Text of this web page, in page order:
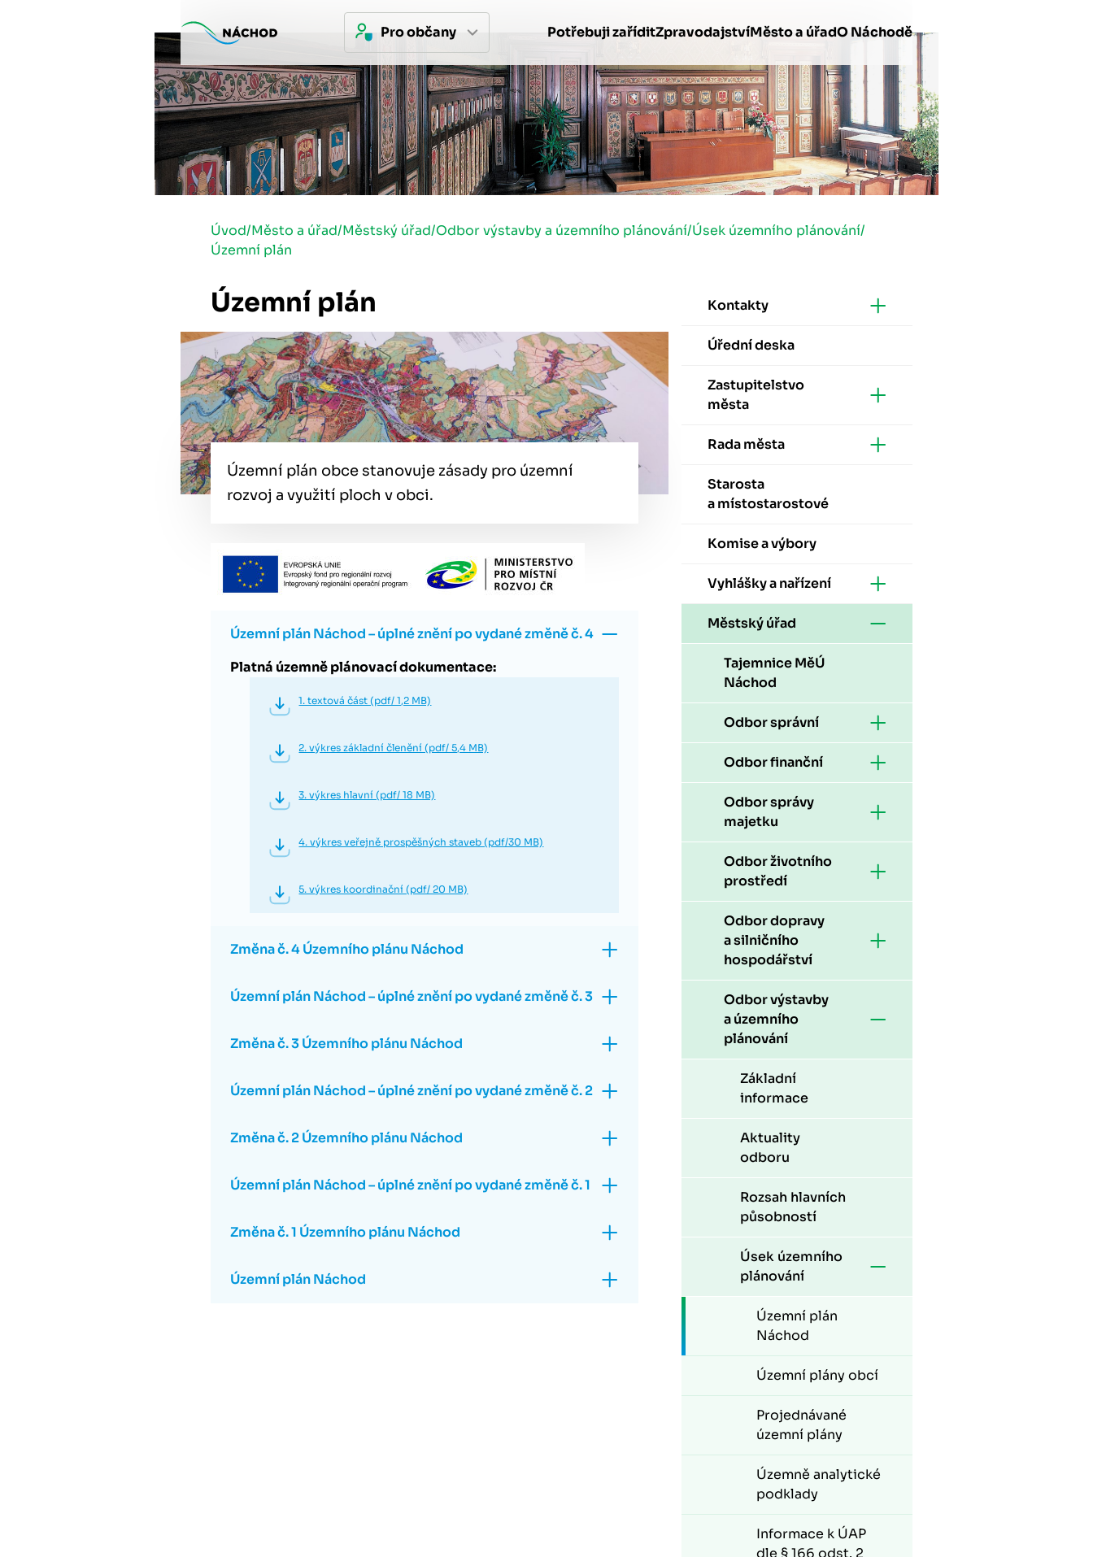
Pro občany Potřebuji zaříditZpravodajstvíMěsto a úřadO Náchodě
Úvod/Město a úřad/Městský úřad/Odbor výstavby a územního plánování/Úsek územního plánování/
Územní plán
Územní plán
Územní plán obce stanovuje zásady pro územní
rozvoj a využití ploch v obci.
Územní plán Náchod – úplné znění po vydané změně č. 4
Platná územně plánovací dokumentace:
1. textová část (pdf/ 1,2 MB)
2. výkres základní členění (pdf/ 5,4 MB)
3. výkres hlavní (pdf/ 18 MB)
4. výkres veřejně prospěšných staveb (pdf/30 MB)
5. výkres koordinační (pdf/ 20 MB)
Změna č. 4 Územního plánu Náchod
Územní plán Náchod – úplné znění po vydané změně č. 3
Změna č. 3 Územního plánu Náchod
Územní plán Náchod – úplné znění po vydané změně č. 2
Změna č. 2 Územního plánu Náchod
Územní plán Náchod – úplné znění po vydané změně č. 1
Změna č. 1 Územního plánu Náchod
Územní plán Náchod
Kontakty
Úřední deska
Zastupitelstvo
města
Rada města
Starosta
a místostarostové
Komise a výbory
Vyhlášky a nařízení
Městský úřad
Tajemnice MěÚ
Náchod
Odbor správní
Odbor finanční
Odbor správy
majetku
Odbor životního
prostředí
Odbor dopravy
a silničního
hospodářství
Odbor výstavby
a územního
plánování
Základní
informace
Aktuality
odboru
Rozsah hlavních
působností
Úsek územního
plánování
Územní plán
Náchod
Územní plány obcí
Projednávané
územní plány
Územně analytické
podklady
Informace k ÚAP
dle § 166 odst. 2